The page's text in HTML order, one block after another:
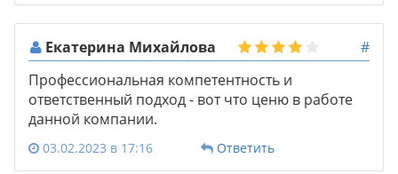
Екатерина Михайлова
#
Профессиональная компетентность и
ответственный подход - вот что ценю в работе
данной компании.
03.02.2023 в 17:16 Ответить